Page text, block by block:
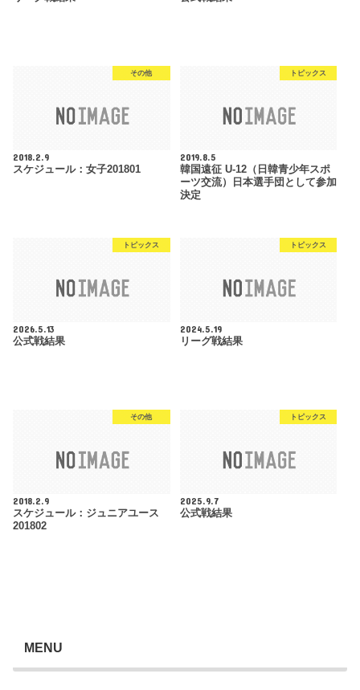
その他
2018.2.9
スケジュール：女子201801
トピックス
2019.8.5
韓国遠征 U-12（日韓青少年スポ
ーツ交流）日本選手団として参加
決定
トピックス
2026.5.13
公式戦結果
トピックス
2024.5.19
リーグ戦結果
その他
2018.2.9
スケジュール：ジュニアユース
201802
トピックス
2025.9.7
公式戦結果
MENU